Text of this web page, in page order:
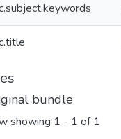
bundle
showing 1 - 1 of 1